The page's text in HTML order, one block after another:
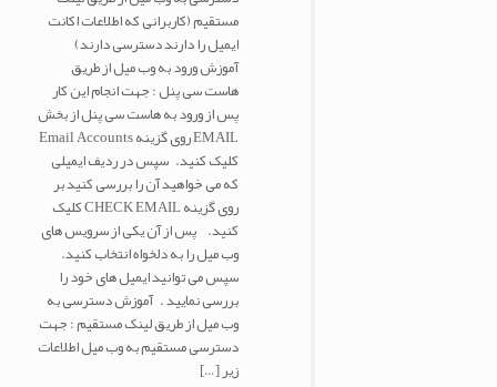
مستقیم (کاربرانی که اطلاعات اکانت
ایمیل را دارند دسترسی دارند)
آموزش ورود به وب میل از طریق
هاست سی پنل : جهت انجام این کار
پس از ورود به هاست سی پنل از بخش
EMAIL روی گزینه Email Accounts
کلیک کنید. سپس در ردیف ایمیلی
که می خواهید آن را بررسی کنید بر
روی گزینه CHECK EMAIL کلیک
کنید. پس از آن یکی از سرویس های
وب میل را به دلخواه انتخاب کنید.
سپس می توانید ایمیل های خود را
بررسی نمایید . آموزش دسترسی به
وب میل از طریق لینک مستقیم : جهت
دسترسی مستقیم به وب میل اطلاعات
زیر[…]